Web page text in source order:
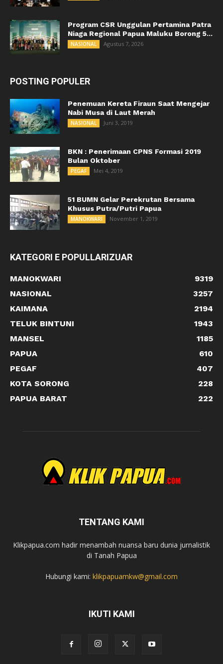
Program CSR Unggulan Pertamina Patra
Niaga Regional Papua Maluku Borong 5...
NASIONAL Agustus 7, 2026
POSTING POPULER
Penemuan Kereta Firaun Saat Mengejar
Nabi Musa di Laut Merah
NASIONAL Juni 3, 2019
BKN : Penerimaan CPNS Formasi 2019
Bulan Oktober
PEGAF Mei 4, 2019
51 BUMN Gelar Perekrutan Bersama
Khusus Putra/Putri Papua
MANOKWARI November 1, 2019
KATEGORI E POPULLARIZUAR
MANOKWARI
9319
NASIONAL
3257
KAIMANA
2194
TELUK BINTUNI
1943
MANSEL
1185
PAPUA
610
PEGAF
407
KOTA SORONG
228
PAPUA BARAT
222
TENTANG KAMI
Klikpapua.com hadir menambah nuansa baru dunia jurnalistik
di Tanah Papua
Hubungi kami: klikpapuamkw@gmail.com
IKUTI KAMI